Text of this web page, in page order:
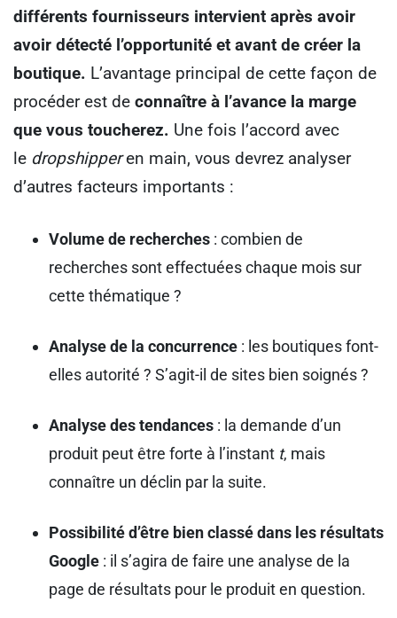
différents fournisseurs intervient après avoir
avoir détecté l’opportunité et avant de créer la
boutique. L’avantage principal de cette façon de
procéder est de connaître à l’avance la marge
que vous toucherez. Une fois l’accord avec
le dropshipperen main, vous devrez analyser
d’autres facteurs importants :
Volume de recherches : combien de
recherches sont effectuées chaque mois sur
cette thématique ?
Analyse de la concurrence : les boutiques font-
elles autorité ? S’agit-il de sites bien soignés ?
Analyse des tendances : la demande d’un
produit peut être forte à l’instant t, mais
connaître un déclin par la suite.
Possibilité d’être bien classé dans les résultats
Google : il s’agira de faire une analyse de la
page de résultats pour le produit en question.